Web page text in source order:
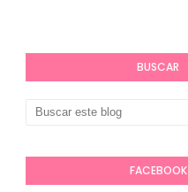
BUSCAR
FACEBOOK